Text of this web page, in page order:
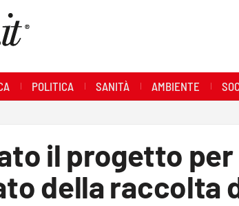
POLITICA SANITÀ AMBIENTE
il progetto per
della raccolta